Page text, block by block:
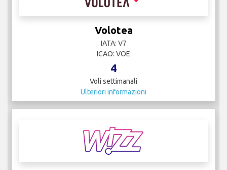
Volotea
IATA: V7
ICAO: VOE
4
Voli settimanali
Ulteriori informazioni